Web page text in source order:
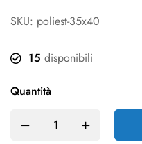
SKU: poliest-35x40
15 disponibili
Quantità